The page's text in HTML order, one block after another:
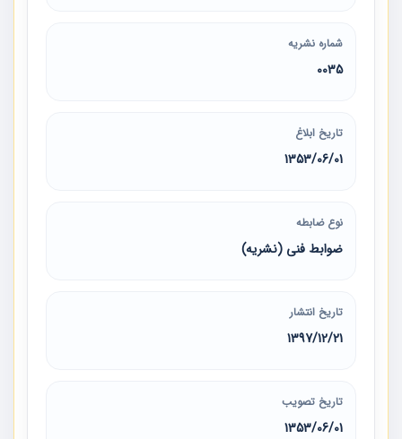
شماره نشریه
0035
تاریخ ابلاغ
1353/06/01
نوع ضابطه
ضوابط فنی (نشریه)
تاریخ انتشار
1397/12/21
تاریخ تصویب
1353/06/01